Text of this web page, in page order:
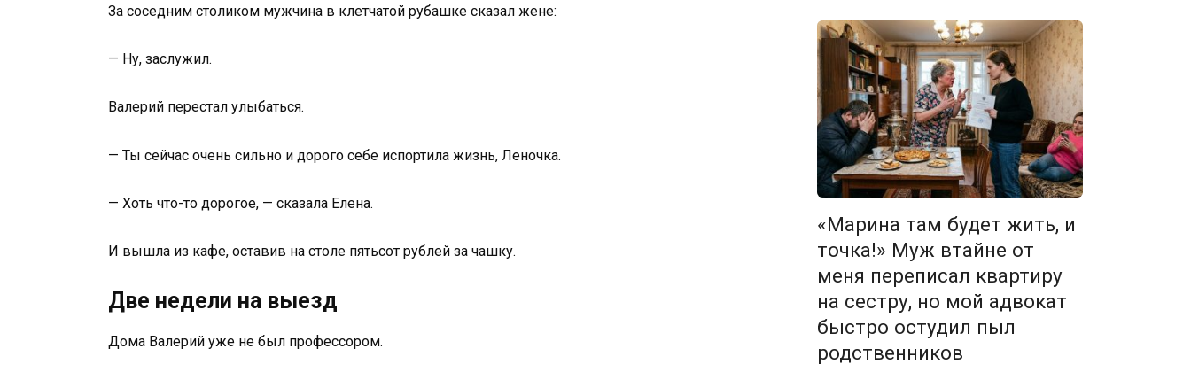
За соседним столиком мужчина в клетчатой рубашке сказал жене:
— Ну, заслужил.
Валерий перестал улыбаться.
— Ты сейчас очень сильно и дорого себе испортила жизнь, Леночка.
— Хоть что-то дорогое, — сказала Елена.
И вышла из кафе, оставив на столе пятьсот рублей за чашку.
Две недели на выезд
Дома Валерий уже не был профессором.
«Марина там будет жить, и
точка!» Муж втайне от
меня переписал квартиру
на сестру, но мой адвокат
быстро остудил пыл
родственников